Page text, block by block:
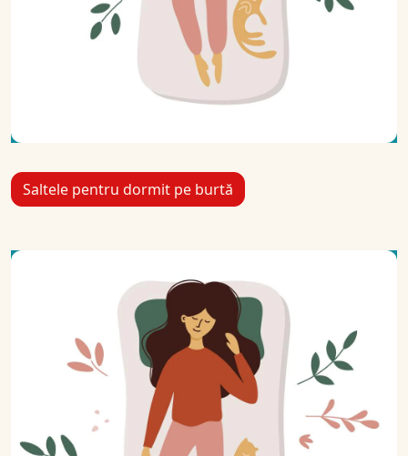
Saltele pentru dormit pe burtă